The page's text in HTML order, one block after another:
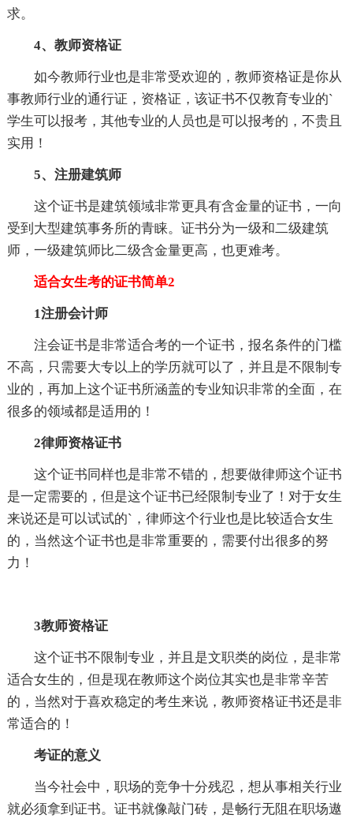
求。
4、教师资格证
如今教师行业也是非常受欢迎的，教师资格证是你从
事教师行业的通行证，资格证，该证书不仅教育专业的`
学生可以报考，其他专业的人员也是可以报考的，不贵且
实用！
5、注册建筑师
这个证书是建筑领域非常更具有含金量的证书，一向
受到大型建筑事务所的青睐。证书分为一级和二级建筑
师，一级建筑师比二级含金量更高，也更难考。
适合女生考的证书简单2
1注册会计师
注会证书是非常适合考的一个证书，报名条件的门槛
不高，只需要大专以上的学历就可以了，并且是不限制专
业的，再加上这个证书所涵盖的专业知识非常的全面，在
很多的领域都是适用的！
2律师资格证书
这个证书同样也是非常不错的，想要做律师这个证书
是一定需要的，但是这个证书已经限制专业了！对于女生
来说还是可以试试的`，律师这个行业也是比较适合女生
的，当然这个证书也是非常重要的，需要付出很多的努
力！
3教师资格证
这个证书不限制专业，并且是文职类的岗位，是非常
适合女生的，但是现在教师这个岗位其实也是非常辛苦
的，当然对于喜欢稳定的考生来说，教师资格证书还是非
常适合的！
考证的意义
当今社会中，职场的竞争十分残忍，想从事相关行业
就必须拿到证书。证书就像敲门砖，是畅行无阻在职场遨